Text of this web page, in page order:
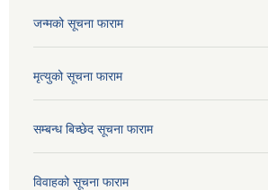
जन्मको सूचना फाराम
मृत्युको सूचना फाराम
सम्बन्ध बिच्छेद सूचना फाराम
विवाहको सूचना फाराम